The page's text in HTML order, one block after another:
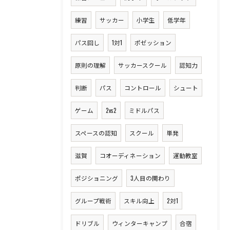
練習 サッカー 小学生 低学年
パス回し 1対1 ポゼッション
原則の理解 サッカースクール 認知力
判断 パス コントロール シュート
ゲーム 2vs2 ミドルパス
スペースの認知 スクール 単発
滋賀 コオーディネーション 運動教室
ポジショニング 3人目の関わり
グループ戦術 スキル向上 2対1
ドリブル ウィンターキャンプ 合宿